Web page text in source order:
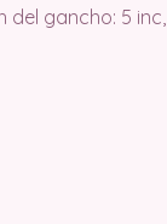
del gancho: 5